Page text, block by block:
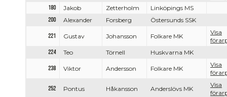
180
Jakob Zetterholm
Linköpings MS
200
Alexander Forsberg Östersunds SSK
221 Gustav Johansson Folkare MK
Visa
224
Teo Törnell Huskvarna MK
238 Viktor Andersson Folkare MK
Visa
252 Pontus Håkansson Anderslövs MK
Visa